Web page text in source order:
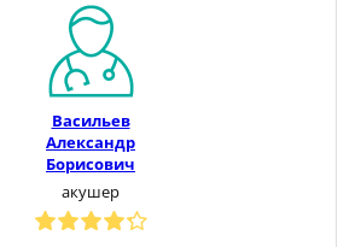
Васильев
Александр
Борисович
акушер